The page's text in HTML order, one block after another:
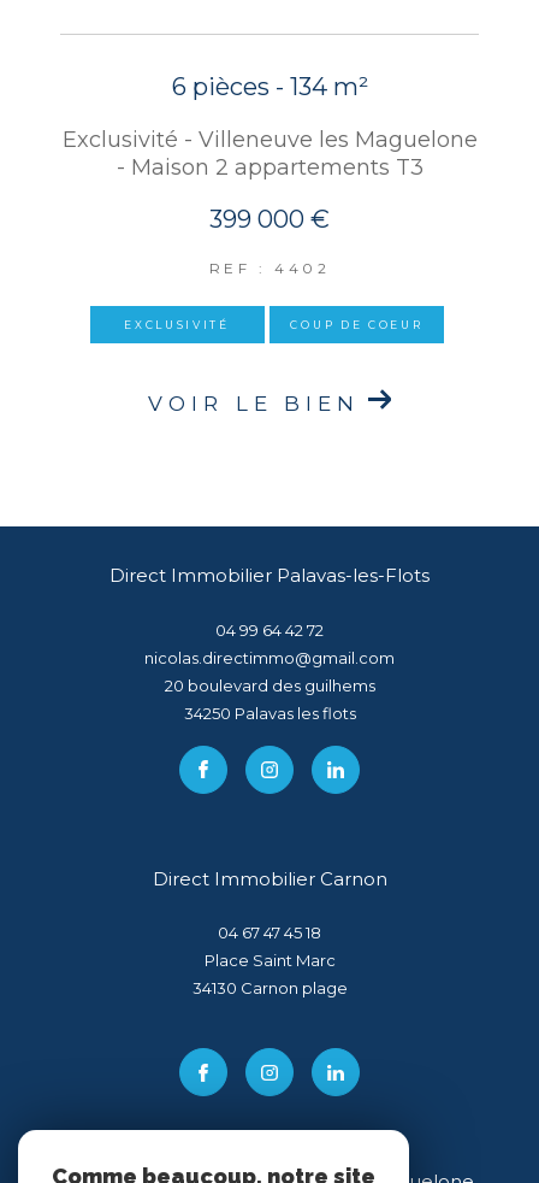
6 pièces - 134 m²
Exclusivité - Villeneuve les Maguelone
- Maison 2 appartements T3
399 000 €
REF : 4402
EXCLUSIVITÉ COUP DE COEUR
VOIR LE BIEN
Direct Immobilier Palavas-les-Flots
04 99 64 42 72
nicolas.directimmo@gmail.com
20 boulevard des guilhems
34250
palavas les flots
Direct Immobilier Carnon
04 67 47 45 18
Place Saint Marc
34130
carnon plage
Comme beaucoup, notre site